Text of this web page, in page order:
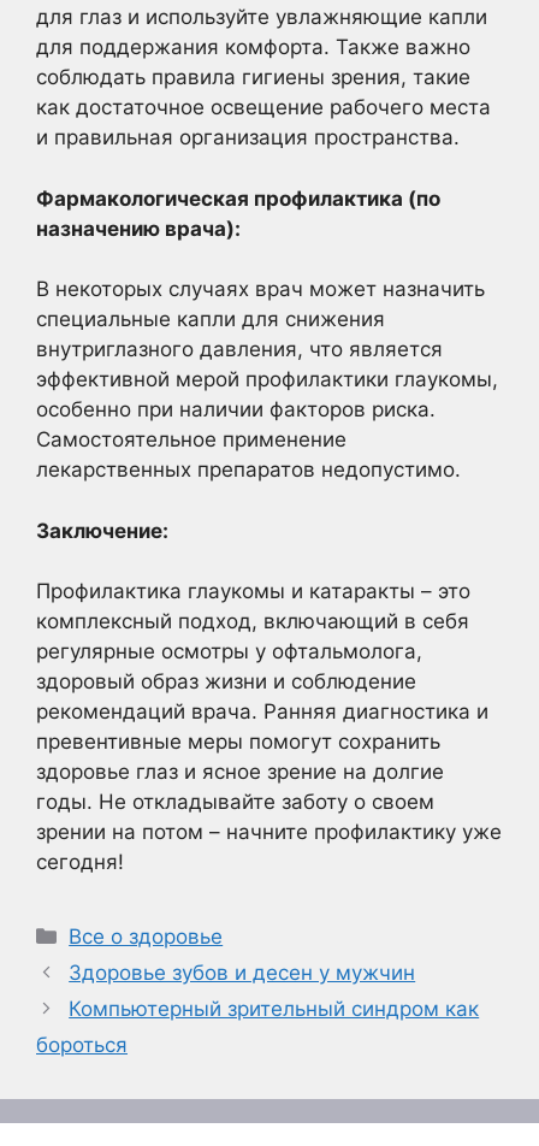
для глаз и используйте увлажняющие капли
для поддержания комфорта. Также важно
соблюдать правила гигиены зрения, такие
как достаточное освещение рабочего места
и правильная организация пространства.
Фармакологическая профилактика (по
назначению врача):
В некоторых случаях врач может назначить
специальные капли для снижения
внутриглазного давления, что является
эффективной мерой профилактики глаукомы,
особенно при наличии факторов риска.
Самостоятельное применение
лекарственных препаратов недопустимо.
Заключение:
Профилактика глаукомы и катаракты – это
комплексный подход, включающий в себя
регулярные осмотры у офтальмолога,
здоровый образ жизни и соблюдение
рекомендаций врача. Ранняя диагностика и
превентивные меры помогут сохранить
здоровье глаз и ясное зрение на долгие
годы. Не откладывайте заботу о своем
зрении на потом – начните профилактику уже
сегодня!
Рубрики
Все о здоровье
Здоровье зубов и десен у мужчин
Компьютерный зрительный синдром как
бороться